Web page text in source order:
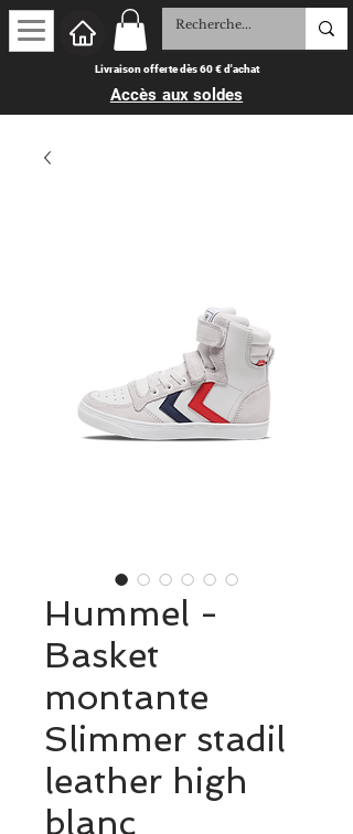
Livraison offerte dès 60 € d'achat
Accès aux soldes
Hummel -
Basket
montante
Slimmer stadil
leather high
blanc